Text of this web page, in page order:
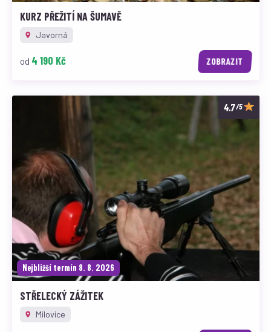
KURZ PŘEŽITÍ NA ŠUMAVĚ
Javorná
od 4 190 Kč ZOBRAZIT
/5
Nejbližší termín 8. 8. 2026
STŘELECKÝ ZÁŽITEK
Milovice